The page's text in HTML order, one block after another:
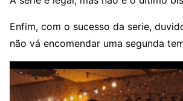
Enfim, com o sucesso da serie,
não vá encomendar uma segunda